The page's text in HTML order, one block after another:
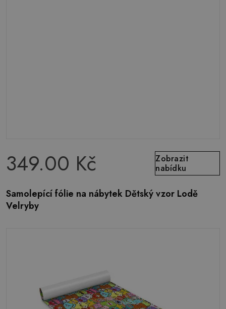
349.00 Kč
Zobrazit
nabídku
Samolepící fólie na nábytek Dětský vzor Lodě
Velryby